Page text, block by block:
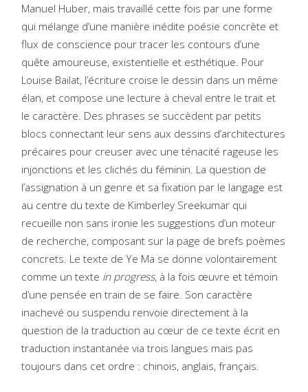
Manuel Huber, mais travaillé cette fois par une forme
qui mélange d’une manière inédite poésie concrète et
flux de conscience pour tracer les contours d’une
quête amoureuse, existentielle et esthétique. Pour
Louise Bailat, l’écriture croise le dessin dans un même
élan, et compose une lecture à cheval entre le trait et
le caractère. Des phrases se succèdent par petits
blocs connectant leur sens aux dessins d’architectures
précaires pour creuser avec une ténacité rageuse les
injonctions et les clichés du féminin. La question de
l’assignation à un genre et sa fixation par le langage est
au centre du texte de Kimberley Sreekumar qui
recueille non sans ironie les suggestions d’un moteur
de recherche, composant sur la page de brefs poèmes
concrets. Le texte de Ye Ma se donne volontairement
comme un texte in progress, à la fois œuvre et témoin
d’une pensée en train de se faire. Son caractère
inachevé ou suspendu renvoie directement à la
question de la traduction au cœur de ce texte écrit en
traduction instantanée via trois langues mais pas
toujours dans cet ordre : chinois, anglais, français.